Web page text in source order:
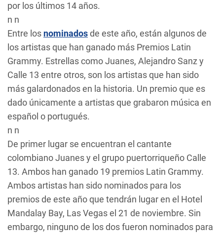
por los últimos 14 años.
n n
Entre los nominadosde este año, están algunos de
los artistas que han ganado más Premios Latin
Grammy. Estrellas como Juanes, Alejandro Sanz y
Calle 13 entre otros, son los artistas que han sido
más galardonados en la historia. Un premio que es
dado únicamente a artistas que grabaron música en
español o portugués.
n n
De primer lugar se encuentran el cantante
colombiano Juanes y el grupo puertorriqueño Calle
13. Ambos han ganado 19 premios Latin Grammy.
Ambos artistas han sido nominados para los
premios de este año que tendrán lugar en el Hotel
Mandalay Bay, Las Vegas el 21 de noviembre. Sin
embargo, ninguno de los dos fueron nominados para